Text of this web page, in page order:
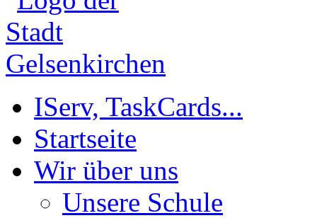
IServ, TaskCards...
Startseite
Wir über uns
Unsere Schule